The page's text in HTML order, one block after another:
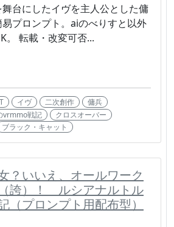
台にしたイヴを主人公とした傭
プロンプト。aiのべりすと以外
。 転載・改変可否...
イヴ 二次創作
傭兵
vrmmo戦記
クロスオーバー
ブラック・キャット
？いいえ、オールワーク
誇）！ ルシアナルトル
（プロンプト用配布型）